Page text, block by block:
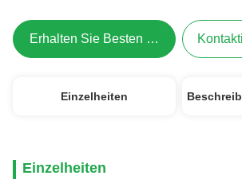
Erhalten Sie Besten Preis
Einzelheiten
Einzelheiten